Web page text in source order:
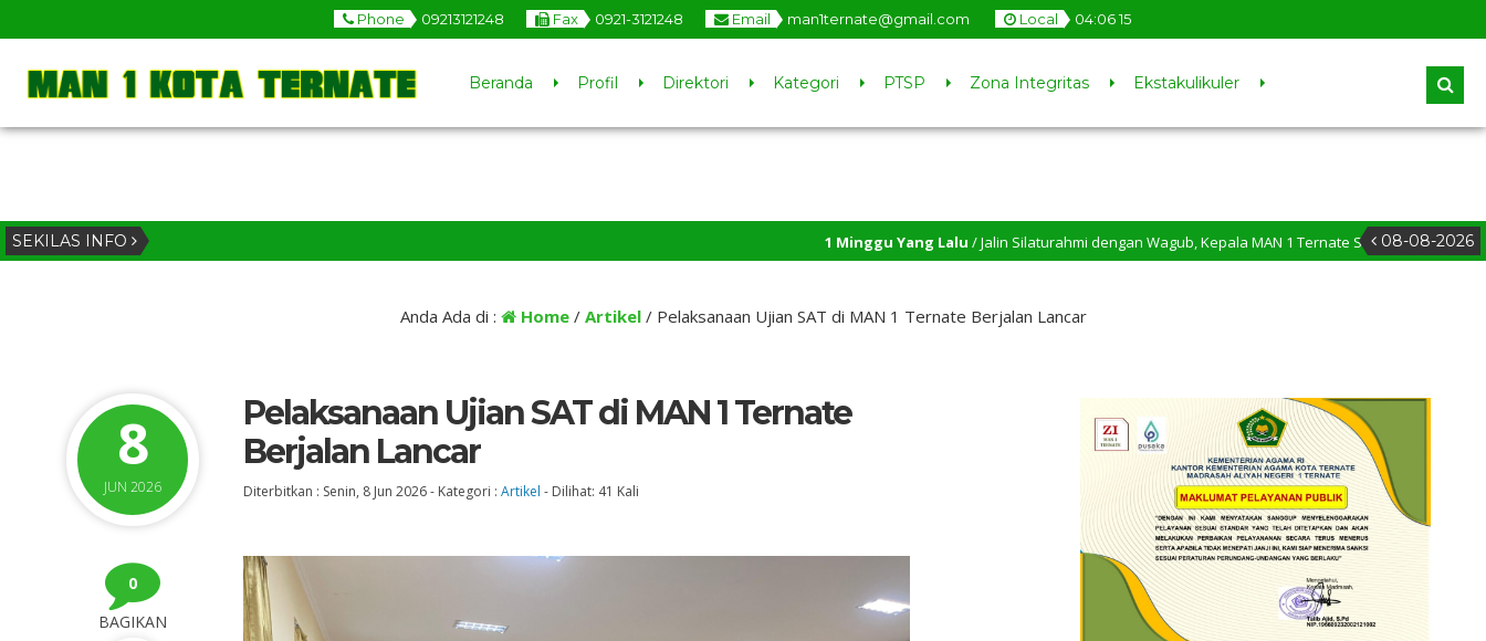
Phone 09213121248 Fax 0921-3121248 Email man1ternate@gmail.com Local 04:0616
Beranda Profil Direktori Kategori PTSP Zona Integritas Ekstakulikuler
SEKILAS INFO 08-08-2026
1 Minggu Yang Lalu/ Jalin Silaturahmi dengan Wagub, Kepala MAN 1 Ternate Sampaikan Tiga Agenda Prioritas
Anda Ada di : Home/ Artikel/ Pelaksanaan Ujian SAT di MAN 1 Ternate Berjalan Lancar
8
JUN 2026
Pelaksanaan Ujian SAT di MAN 1 Ternate
Berjalan Lancar
Diterbitkan : Senin, 8 Jun 2026- Kategori : Artikel - Dilihat: 41 Kali
0
BAGIKAN